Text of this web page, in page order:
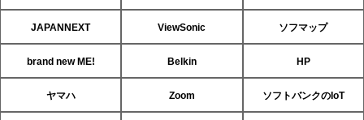
JAPANNEXT ViewSonic ソフマップ
brand new ME! Belkin HP
ヤマハ Zoom ソフトバンクのIoT